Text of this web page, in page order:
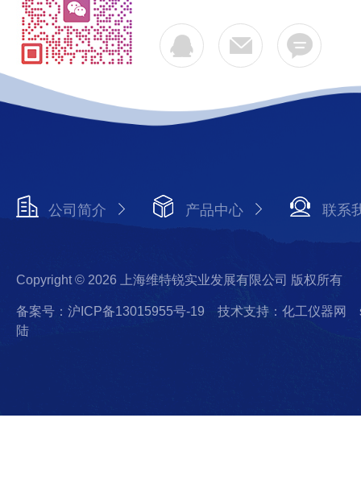
公司简介 产品中心 联系
Copyright © 2026 上海维特锐实业发展有限公司 版权所有
备案号：沪ICP备13015955号-19 技术支持：化工仪器网
陆